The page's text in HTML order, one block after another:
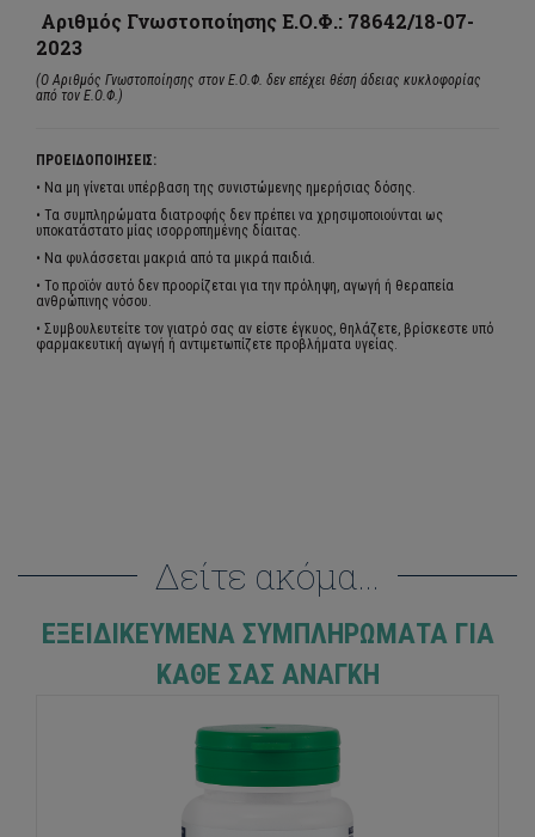
Αριθμός Γνωστοποίησης Ε.Ο.Φ.: 78642/18-07-
2023
(Ο Αριθμός Γνωστοποίησης στον Ε.Ο.Φ. δεν επέχει θέση άδειας κυκλοφορίας
από τον Ε.Ο.Φ.)
ΠΡΟΕΙΔΟΠΟΙΗΣΕΙΣ:
• Να μη γίνεται υπέρβαση της συνιστώμενης ημερήσιας δόσης.
• Τα συμπληρώματα διατροφής δεν πρέπει να χρησιμοποιούνται ως
υποκατάστατο μίας ισορροπημένης δίαιτας.
• Να φυλάσσεται μακριά από τα μικρά παιδιά.
• Το προϊόν αυτό δεν προορίζεται για την πρόληψη, αγωγή ή θεραπεία
ανθρώπινης νόσου.
• Συμβουλευτείτε τον γιατρό σας αν είστε έγκυος, θηλάζετε, βρίσκεστε υπό
φαρμακευτική αγωγή ή αντιμετωπίζετε προβλήματα υγείας.
Δείτε ακόμα...
ΕΞΕΙΔΙΚΕΥΜΈΝΑ ΣΥΜΠΛΗΡΏΜΑΤΑ ΓΙΑ
ΚΆΘΕ ΣΑΣ ΑΝΆΓΚΗ